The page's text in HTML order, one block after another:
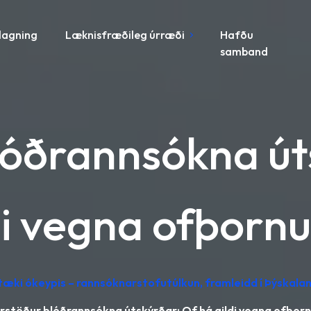
Læknisfræðileg úrræði
Hafðu
samband
vegna
ókeypis – rannsóknarstofutúlkun, framleidd í